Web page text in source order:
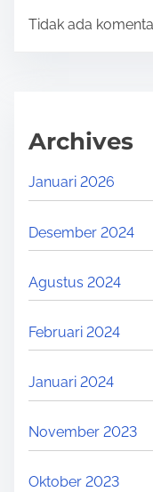
Tidak ada
Archives
Januari 2026
Desember 2024
Agustus 2024
Februari 2024
Januari 2024
November 2023
Oktober 2023